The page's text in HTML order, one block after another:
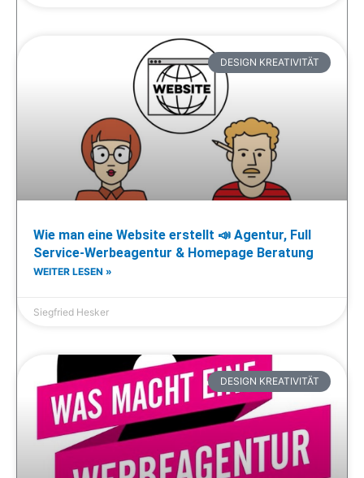
DESIGN KREATIVITÄT
Wie man eine Website erstellt 📣 Agentur, Full
Service-Werbeagentur & Homepage Beratung
WEITER LESEN »
Siegfried Hesker
DESIGN KREATIVITÄT